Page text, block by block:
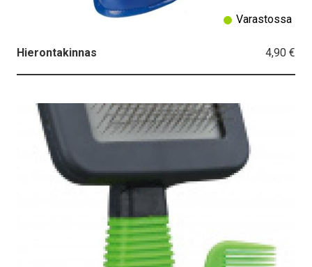
Hierontakinnas 4,90 €
Varastossa